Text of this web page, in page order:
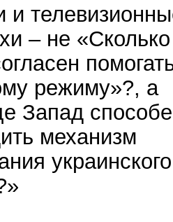
и
– не «Сколько
режиму»?, а
Запад
механизм
украинского